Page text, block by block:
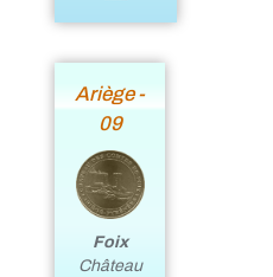
Ariège -
09
Foix
Château